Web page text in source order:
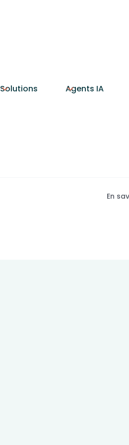
Solutions Agents IA
En